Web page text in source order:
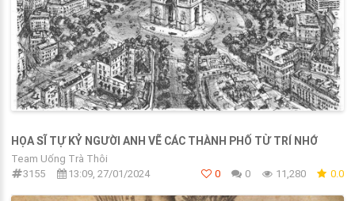
HỌA SĨ TỰ KỶ NGƯỜI ANH VẼ CÁC THÀNH PHỐ TỪ TRÍ NHỚ
Team Uống Trà Thôi
3155
13:09, 27/01/2024 0 0 11,280 0.0